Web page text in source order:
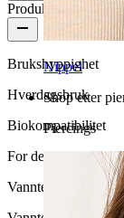
Nippel
Shop etter
Piercings
Produktkvalitet
Brukshyppighet
Hverdagsbruk
Biokompatibilitet
For de fleste
Vanntett